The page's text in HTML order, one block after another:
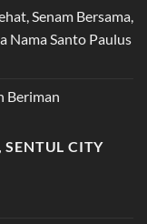
Senam Bersama,
Nama Santo Paulus
Beriman
CITY